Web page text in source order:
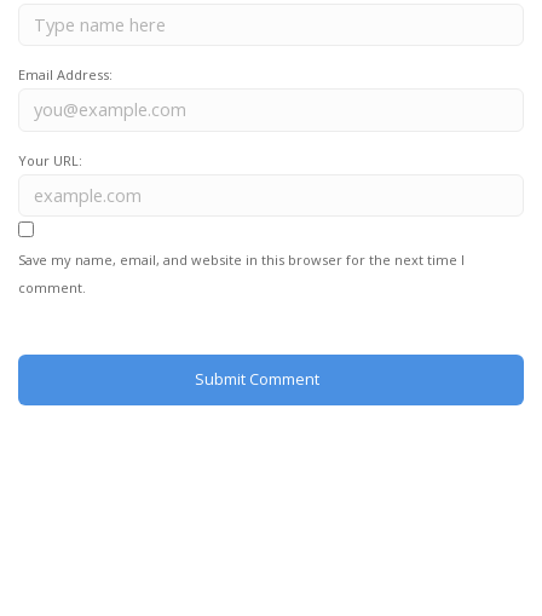
Email Address:
Your URL:
Save my name, email, and website in this browser for the next time I
comment.